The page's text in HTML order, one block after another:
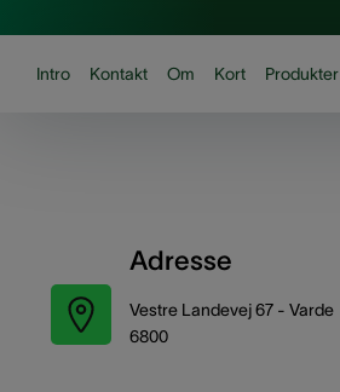
Intro Kontakt Om Kort Produkter
Adresse
Vestre Landevej 67 - Varde
6800